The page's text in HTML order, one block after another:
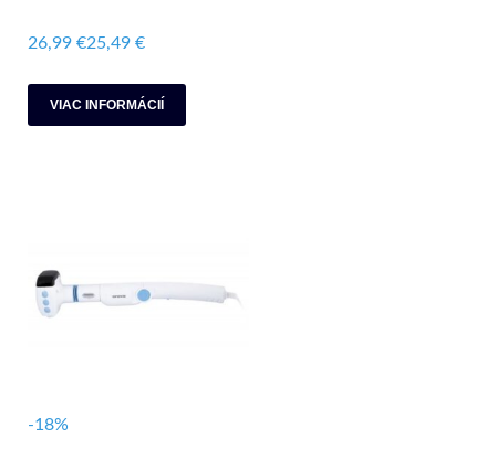
26,99 €25,49 €
VIAC INFORMÁCIÍ
-18%